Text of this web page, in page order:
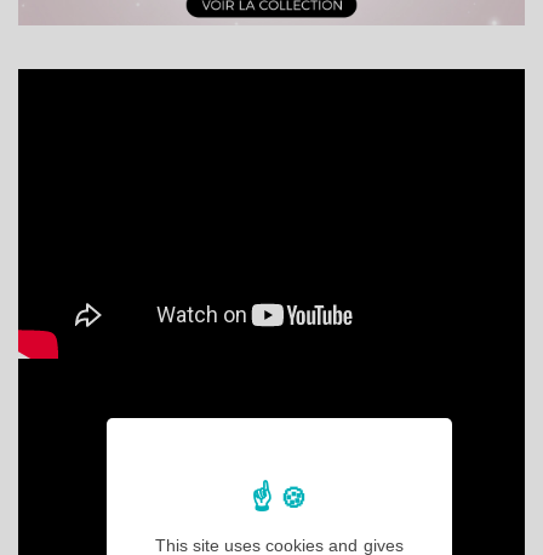
This site uses cookies and gives